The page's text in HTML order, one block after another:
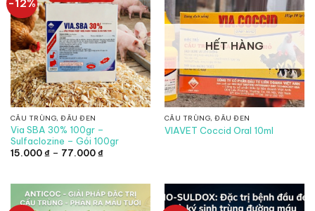
-12%
CẦU TRÙNG, ĐẦU ĐEN
Via SBA 30% 100gr –
Sulfaclozine – Gói 100gr
15.000₫ – 77.000₫Khoảng
đến
77.000 ₫
HẾT HÀNG
CẦU TRÙNG, ĐẦU ĐEN
VIAVET Coccid Oral 10ml